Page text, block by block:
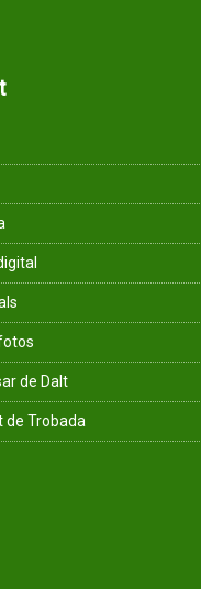
de Dalt
de Trobada